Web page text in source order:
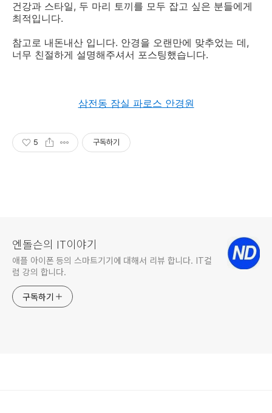
건강과 스타일, 두 마리 토끼를 모두 잡고 싶은 분들에게
최적입니다.
참고로 내돈내산 입니다. 안경을 오랜만에 맞추었는 데,
너무 친절하게 설명해주셔서 포스팅했습니다.
삼전동 잠실 파로스 안경원
5 구독하기
엔돌슨의 IT이야기
애플 아이폰 등의 스마트기기에 대해서 리뷰 합니다. IT컬
럼 강의 합니다.
구독하기